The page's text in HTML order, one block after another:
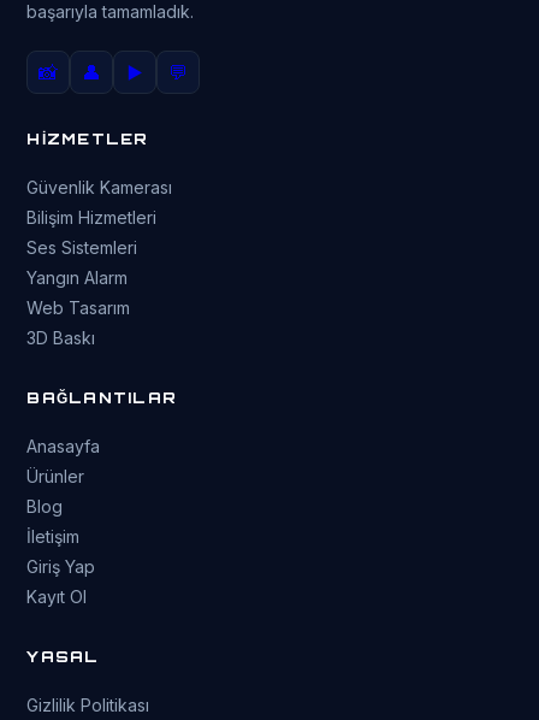
başarıyla tamamladık.
📸 👤 ▶️ 💬
HİZMETLER
Güvenlik Kamerası
Bilişim Hizmetleri
Ses Sistemleri
Yangın Alarm
Web Tasarım
3D Baskı
BAĞLANTILAR
Anasayfa
Ürünler
Blog
İletişim
Giriş Yap
Kayıt Ol
YASAL
Gizlilik Politikası